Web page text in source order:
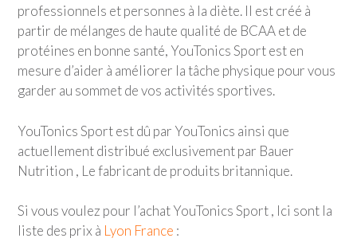
professionnels et personnes à la diète. Il est créé à
partir de mélanges de haute qualité de BCAA et de
protéines en bonne santé, YouTonics Sport est en
mesure d’aider à améliorer la tâche physique pour vous
garder au sommet de vos activités sportives.
YouTonics Sport est dû par YouTonics ainsi que
actuellement distribué exclusivement par Bauer
Nutrition , Le fabricant de produits britannique.
Si vous voulez pour l’achat YouTonics Sport , Ici sont la
liste des prix à Lyon France :